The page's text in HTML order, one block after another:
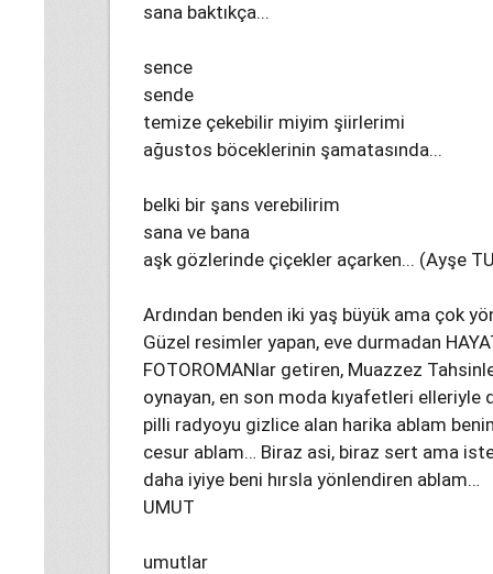
sana baktıkça...
sence
sende
temize çekebilir miyim şiirlerimi
ağustos böceklerinin şamatasında...
belki bir şans verebilirim
sana ve bana
aşk gözlerinde çiçekler açarken... (Ayşe
Ardından benden iki yaş büyük ama çok
Güzel resimler yapan, eve durmadan
FOTOROMANlar getiren, Muazzez
oynayan, en son moda kıyafetleri elleriyle
pilli radyoyu gizlice alan harika ablam
cesur ablam… Biraz asi, biraz sert ama
daha iyiye beni hırsla yönlendiren ablam…
UMUT
umutlar